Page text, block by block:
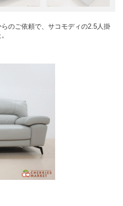
のご依頼で、サコモディの2.5人掛